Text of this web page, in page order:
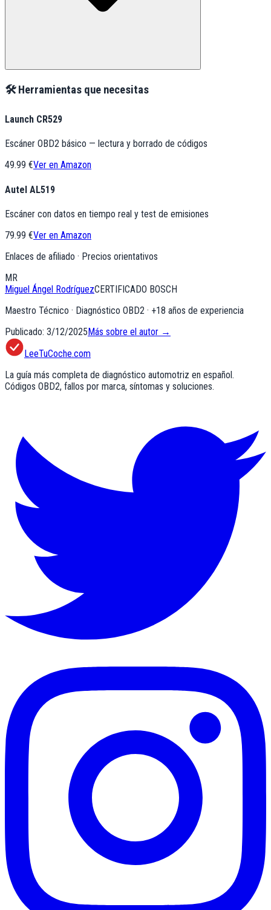
🛠️ Herramientas que necesitas
Launch CR529
Escáner OBD2 básico — lectura y borrado de códigos
49.99 €Ver en Amazon
Autel AL519
Escáner con datos en tiempo real y test de emisiones
79.99 €Ver en Amazon
Enlaces de afiliado · Precios orientativos
MR
Miguel Ángel RodríguezCERTIFICADO BOSCH
Maestro Técnico · Diagnóstico OBD2 · +18 años de experiencia
Publicado: 3/12/2025Más sobre el autor →
LeeTuCoche.com
La guía más completa de diagnóstico automotriz en español.
Códigos OBD2, fallos por marca, síntomas y soluciones.